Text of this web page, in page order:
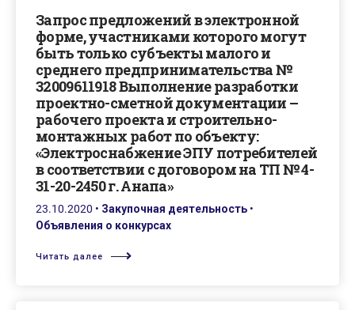
Запрос предложений в электронной
форме, участниками которого могут
быть только субъекты малого и
среднего предпринимательства №
32009611918 Выполнение разработки
проектно-сметной документации –
рабочего проекта и строительно-
монтажных работ по объекту:
«Электроснабжение ЭПУ потребителей
в соответствии с договором на ТП № 4-
31-20-2450 г. Анапа»
23.10.2020 • Закупочная деятельность •
Объявления о конкурсах
Читать далее